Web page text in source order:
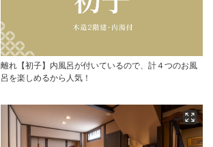
離れ【初子】内風呂が付いているので、計４つのお風
呂を楽しめるから人気！